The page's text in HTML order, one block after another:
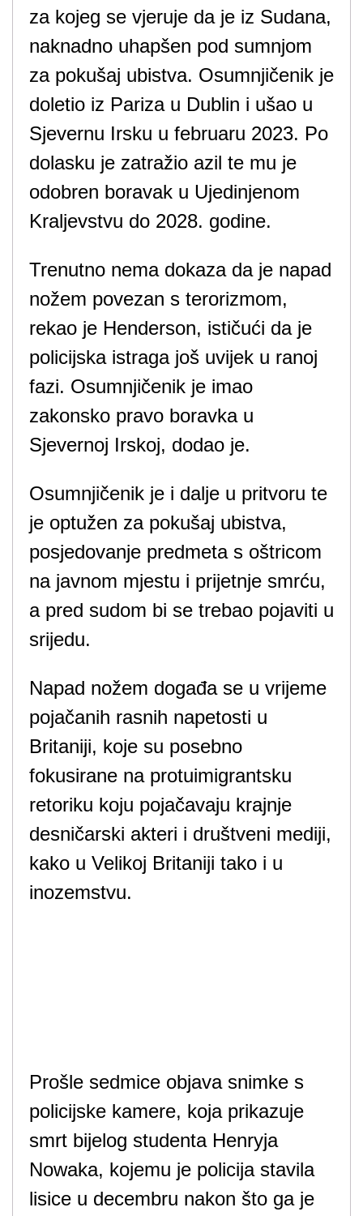
za kojeg se vjeruje da je iz Sudana,
naknadno uhapšen pod sumnjom
za pokušaj ubistva. Osumnjičenik je
doletio iz Pariza u Dublin i ušao u
Sjevernu Irsku u februaru 2023. Po
dolasku je zatražio azil te mu je
odobren boravak u Ujedinjenom
Kraljevstvu do 2028. godine.
Trenutno nema dokaza da je napad
nožem povezan s terorizmom,
rekao je Henderson, ističući da je
policijska istraga još uvijek u ranoj
fazi. Osumnjičenik je imao
zakonsko pravo boravka u
Sjevernoj Irskoj, dodao je.
Osumnjičenik je i dalje u pritvoru te
je optužen za pokušaj ubistva,
posjedovanje predmeta s oštricom
na javnom mjestu i prijetnje smrću,
a pred sudom bi se trebao pojaviti u
srijedu.
Napad nožem događa se u vrijeme
pojačanih rasnih napetosti u
Britaniji, koje su posebno
fokusirane na protuimigrantsku
retoriku koju pojačavaju krajnje
desničarski akteri i društveni mediji,
kako u Velikoj Britaniji tako i u
inozemstvu.
Prošle sedmice objava snimke s
policijske kamere, koja prikazuje
smrt bijelog studenta Henryja
Nowaka, kojemu je policija stavila
lisice u decembru nakon što ga je